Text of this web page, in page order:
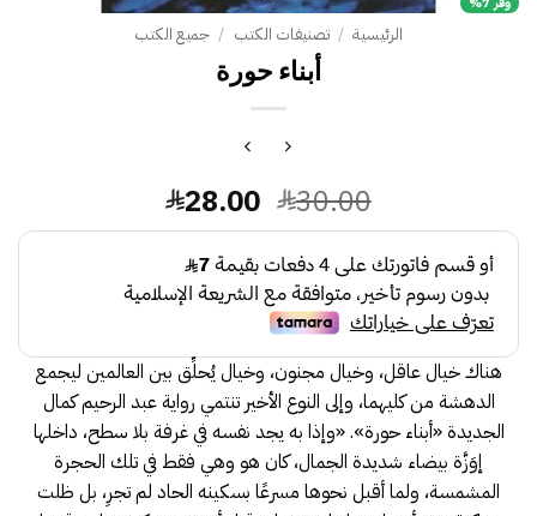
الرئيسية / تصنيفات الكتب / جميع الكتب
أبناء حورة
30.00 السعر
الأصلي
هو:
30.00.
28.00 السعر
الحالي
28.00.
هناك خيال عاقل، وخيال مجنون، وخيال يُحلِّق بين العالمين ليجمع
الدهشة من كليهما، وإلى النوع الأخير تنتمي رواية عبد الرحيم كمال
الجديدة «أبناء حورة». «وإذا به يجد نفسه في غرفة بلا سطح، داخلها
إوَزَّة بيضاء شديدة الجمال، كان هو وهي فقط في تلك الحجرة
المشمسة، ولما أقبل نحوها مسرعًا بسكينه الحاد لم تجرِ، بل ظلت